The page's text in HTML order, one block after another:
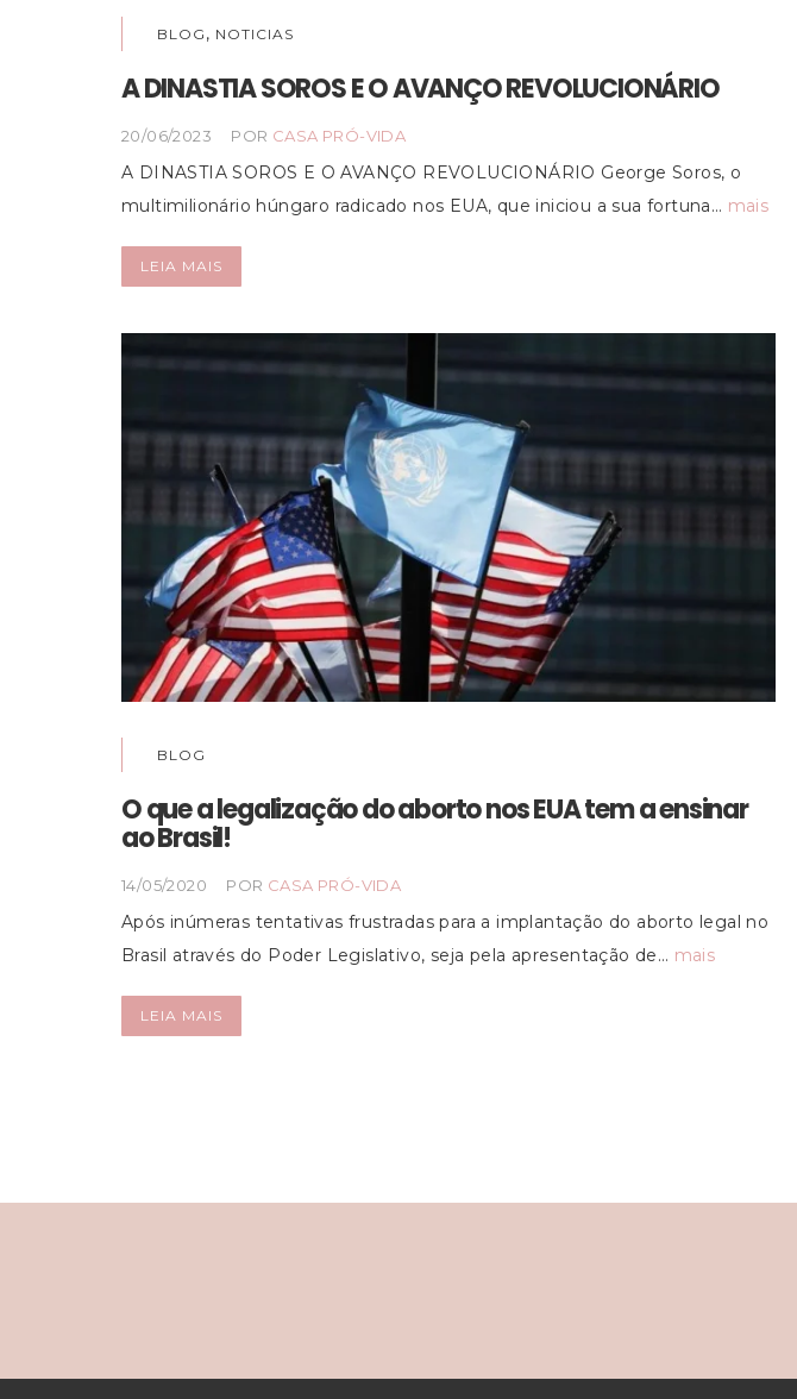
BLOG , NOTICIAS
A DINASTIA SOROS E O AVANÇO REVOLUCIONÁRIO
20/06/2023 POR CASA PRÓ-VIDA
A DINASTIA SOROS E O AVANÇO REVOLUCIONÁRIO George Soros, o
multimilionário húngaro radicado nos EUA, que iniciou a sua fortuna… mais
LEIA MAIS
BLOG
O que a legalização do aborto nos EUA tem a ensinar
ao Brasil!
14/05/2020 POR CASA PRÓ-VIDA
Após inúmeras tentativas frustradas para a implantação do aborto legal no
Brasil através do Poder Legislativo, seja pela apresentação de… mais
LEIA MAIS